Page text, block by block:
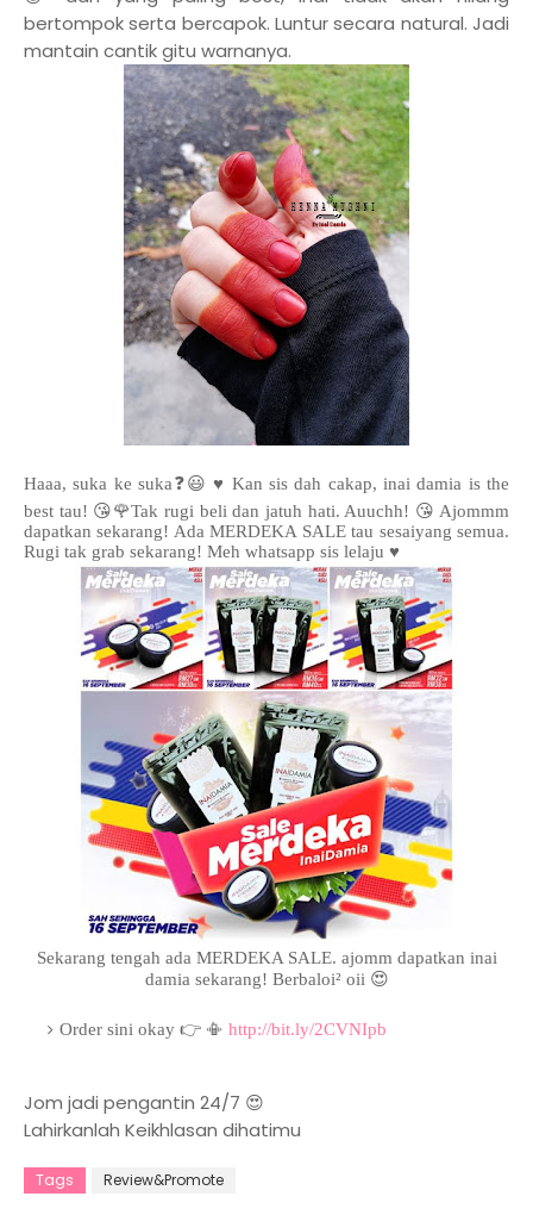
bertompok serta bercapok. Luntur secara natural. Jadi
mantain cantik gitu warnanya.
Haaa, suka ke suka❓😃 ♥️ Kan sis dah cakap, inai damia is the
best tau! 😘🌹Tak rugi beli dan jatuh hati. Auuchh! 😘 Ajommm
dapatkan sekarang! Ada MERDEKA SALE tau sesaiyang semua.
Rugi tak grab sekarang! Meh whatsapp sis lelaju ♥️
Sekarang tengah ada MERDEKA SALE. ajomm dapatkan inai
damia sekarang! Berbaloi² oii 😍
Order sini okay 👉 📳 http://bit.ly/2CVNIpb
Jom jadi pengantin 24/7 😍
Lahirkanlah Keikhlasan dihatimu
Tags Review&Promote